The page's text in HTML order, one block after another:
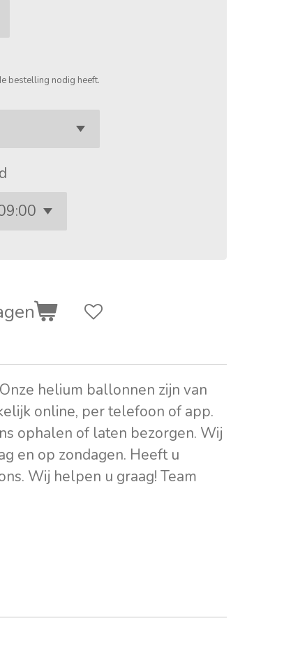
bestelling nodig heeft.
helium ballonnen zijn van
online, per telefoon of app.
ophalen of laten bezorgen. Wij
en op zondagen. Heeft u
Wij helpen u graag! Team